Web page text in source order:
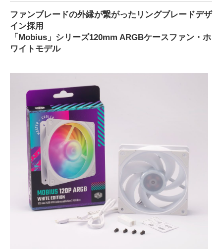
ファンブレードの外縁が繋がったリングブレードデザ
イン採用
「Mobius」シリーズ120mm ARGBケースファン・ホ
ワイトモデル